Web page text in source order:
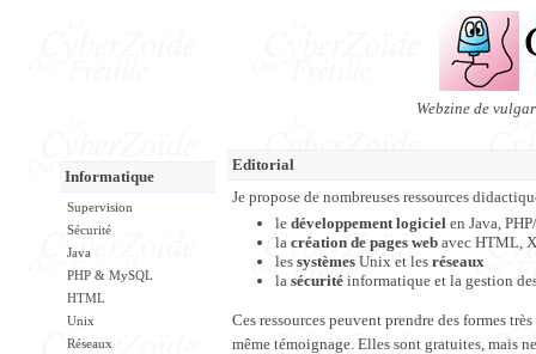
Webzine de
Informatique
Supervision
Sécurité
Java
PHP & MySQL
HTML
Unix
Réseaux
Editorial
Je propose de nombreuses ressources
le développement logiciel en Java,
la création de pages web avec HTML,
les systèmes Unix et les réseaux
la sécurité informatique et la gestion
Ces ressources peuvent prendre des formes
même témoignage. Elles sont gratuites, mais